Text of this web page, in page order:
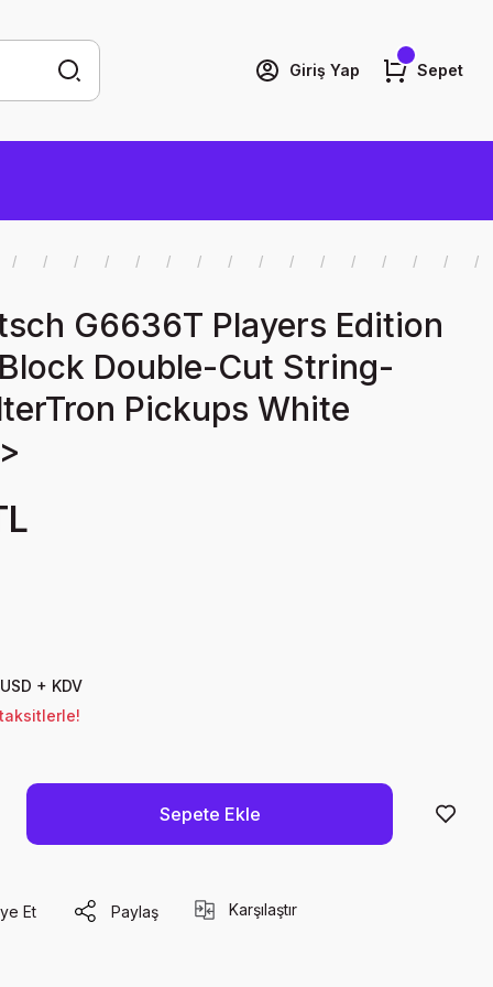
Giriş Yap Sepet
G6636T Players Edition
Double-Cut String-
Pickups White
+ KDV
Sepete Ekle
Et Paylaş Karşılaştır